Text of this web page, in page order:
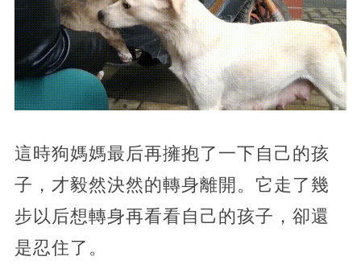
這時狗媽媽最后再擁抱了一下自己的孩
子，才毅然決然的轉身離開。它走了幾
步以后想轉身再看看自己的孩子，卻還
是忍住了。